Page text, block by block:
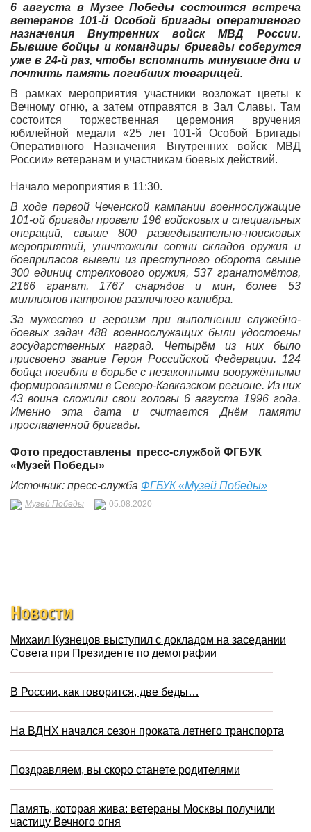
6 августа в Музее Победы состоится встреча
ветеранов 101-й Особой бригады оперативного
назначения Внутренних войск МВД России.
Бывшие бойцы и командиры бригады соберутся
уже в 24-й раз, чтобы вспомнить минувшие дни и
почтить память погибших товарищей.
В рамках мероприятия участники возложат цветы к
Вечному огню, а затем отправятся в Зал Славы. Там
состоится торжественная церемония вручения
юбилейной медали «25 лет 101-й Особой Бригады
Оперативного Назначения Внутренних войск МВД
России» ветеранам и участникам боевых действий.
Начало мероприятия в 11:30.
В ходе первой Чеченской кампании военнослужащие
101-ой бригады провели 196 войсковых и специальных
операций, свыше 800 разведывательно-поисковых
мероприятий, уничтожили сотни складов оружия и
боеприпасов вывели из преступного оборота свыше
300 единиц стрелкового оружия, 537 гранатомётов,
2166 гранат, 1767 снарядов и мин, более 53
миллионов патронов различного калибра.
За мужество и героизм при выполнении служебно-
боевых задач 488 военнослужащих были удостоены
государственных наград. Четырём из них было
присвоено звание Героя Российской Федерации. 124
бойца погибли в борьбе с незаконными вооружёнными
формированиями в Северо-Кавказском регионе. Из них
43 воина сложили свои головы 6 августа 1996 года.
Именно эта дата и считается Днём памяти
прославленной бригады.
Фото предоставлены пресс-службой ФГБУК
«Музей Победы»
Источник: пресс-служба ФГБУК «Музей Победы»
Музей Победы 05.08.2020
Новости
Михаил Кузнецов выступил с докладом на заседании
Совета при Президенте по демографии
В России, как говорится, две беды…
На ВДНХ начался сезон проката летнего транспорта
Поздравляем, вы скоро станете родителями
Память, которая жива: ветераны Москвы получили
частицу Вечного огня